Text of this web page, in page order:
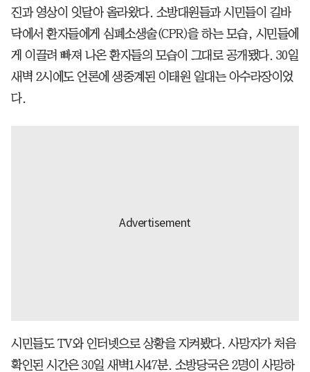
진과 영상이 잇달아 올라왔다. 소방대원들과 시민들이 길바
닥에서 환자들에게 심폐소생술(CPR)을 하는 모습, 시민들에
게 이끌려 빠져 나온 환자들의 모습이 그대로 공개됐다. 30일
새벽 2시에도 언론에 생중계된 이태원 일대는 아수라장이었
다.
시민들도 TV와 인터넷으로 상황을 지켜봤다. 사망자가 처음
확인된 시간은 30일 새벽1시47분. 소방당국은 2명이 사망하